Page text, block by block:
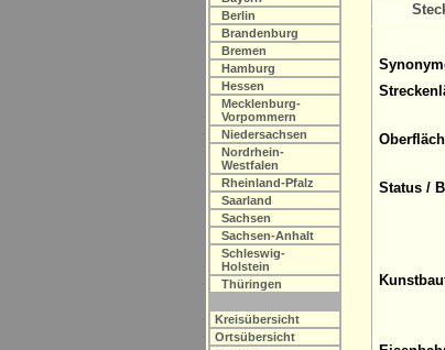
Berlin
Brandenburg
Bremen
Hamburg
Hessen
Mecklenburg-
Vorpommern
Niedersachsen
Nordrhein-
Westfalen
Rheinland-Pfalz
Saarland
Sachsen
Sachsen-Anhalt
Schleswig-
Holstein
Thüringen
Kreisübersicht
Ortsübersicht
Status /